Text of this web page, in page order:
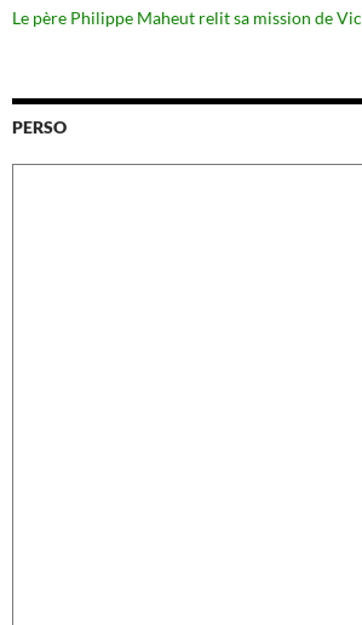
Le père Philippe Maheut relit sa mission de
PERSO